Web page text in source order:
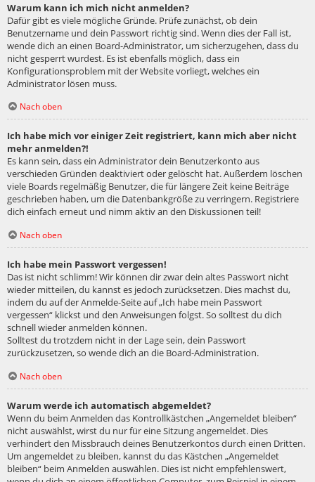
Warum kann ich mich nicht anmelden?
Dafür gibt es viele mögliche Gründe. Prüfe zunächst, ob dein
Benutzername und dein Passwort richtig sind. Wenn dies der Fall ist,
wende dich an einen Board-Administrator, um sicherzugehen, dass du
nicht gesperrt wurdest. Es ist ebenfalls möglich, dass ein
Konfigurationsproblem mit der Website vorliegt, welches ein
Administrator lösen muss.
Nach oben
Ich habe mich vor einiger Zeit registriert, kann mich aber nicht
mehr anmelden?!
Es kann sein, dass ein Administrator dein Benutzerkonto aus
verschieden Gründen deaktiviert oder gelöscht hat. Außerdem löschen
viele Boards regelmäßig Benutzer, die für längere Zeit keine Beiträge
geschrieben haben, um die Datenbankgröße zu verringern. Registriere
dich einfach erneut und nimm aktiv an den Diskussionen teil!
Nach oben
Ich habe mein Passwort vergessen!
Das ist nicht schlimm! Wir können dir zwar dein altes Passwort nicht
wieder mitteilen, du kannst es jedoch zurücksetzen. Dies machst du,
indem du auf der Anmelde-Seite auf „Ich habe mein Passwort
vergessen“ klickst und den Anweisungen folgst. So solltest du dich
schnell wieder anmelden können.
Solltest du trotzdem nicht in der Lage sein, dein Passwort
zurückzusetzen, so wende dich an die Board-Administration.
Nach oben
Warum werde ich automatisch abgemeldet?
Wenn du beim Anmelden das Kontrollkästchen „Angemeldet bleiben“
nicht auswählst, wirst du nur für eine Sitzung angemeldet. Dies
verhindert den Missbrauch deines Benutzerkontos durch einen Dritten.
Um angemeldet zu bleiben, kannst du das Kästchen „Angemeldet
bleiben“ beim Anmelden auswählen. Dies ist nicht empfehlenswert,